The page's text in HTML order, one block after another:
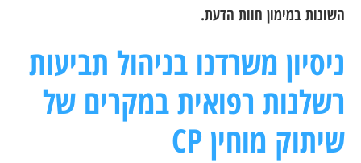
השונות במימון חוות הדעת.
ניסיון משרדנו בניהול תביעות
רשלנות רפואית במקרים של
שיתוק מוחין CP